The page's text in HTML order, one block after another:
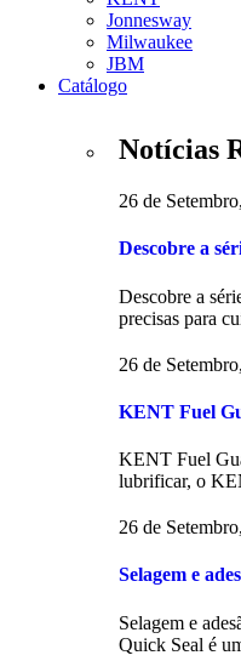
Jonnesway
Milwaukee
JBM
Catálogo
Notícias
26 de
Descobre a
Descobre a
precisas para
26 de
KENT Fuel
KENT Fuel
lubrificar, o
26 de
Selagem e
Selagem e
Quick Seal é